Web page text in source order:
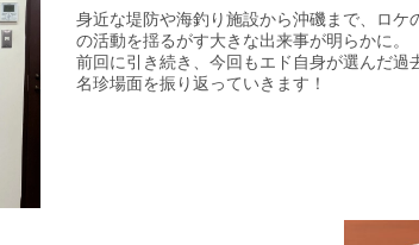
身近な堤防や海釣り施設から沖磯まで、ロ
の活動を揺るがす大きな出来事が明らかに。
前回に引き続き、今回もエド自身が選んだ
名珍場面を振り返っていきます！